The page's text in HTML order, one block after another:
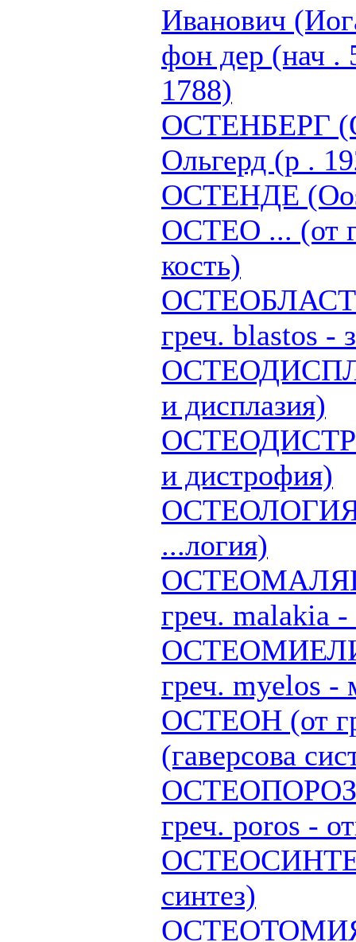
Иванович
фон дер (нач .
1788)
ОСТЕНБЕРГ
Ольгерд (р .
ОСТЕНДЕ
ОСТЕО ... (от
кость)
греч. blastos -
и дисплазия)
и дистрофия)
ОСТЕОЛОГИЯ
...логия)
греч. malakia -
греч. myelos -
ОСТЕОН (от
(гаверсова
ОСТЕОПОРОЗ
греч. poros -
синтез)
ОСТЕОТОМИЯ